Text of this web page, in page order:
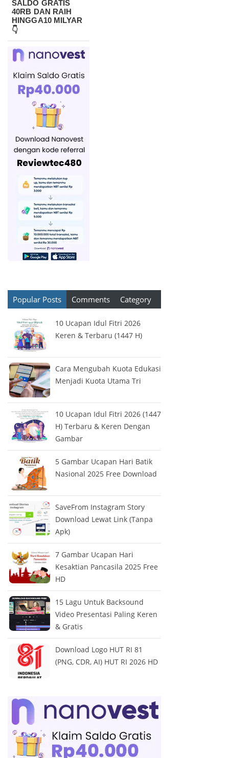
SALDO GRATIS
40RB DAN RAIH
HINGGA10 MILYAR
👇
Popular Posts Comments Category
10 Ucapan Idul Fitri 2026
Keren & Terbaru (1447 H)
Cara Mengubah Kuota Edukasi
Menjadi Kuota Utama Tri
10 Ucapan Idul Fitri 2026 (1447
H) Terbaru & Keren Dengan
Gambar
5 Gambar Ucapan Hari Batik
Nasional 2025 Free Download
SaveFrom Instagram Story
Download Lewat Link (Tanpa
Apk)
7 Gambar Ucapan Hari
Kesaktian Pancasila 2025 Free
HD
15 Lagu Untuk Backsound
Video Presentasi Paling Keren
& Gratis
Download Logo HUT RI 81
(PNG, CDR, AI) HUT RI 2026 HD